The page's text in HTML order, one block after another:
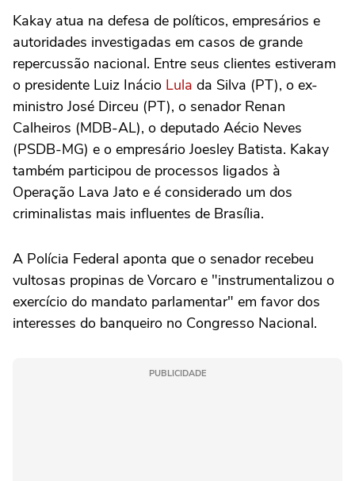
Kakay atua na defesa de políticos, empresários e
autoridades investigadas em casos de grande
repercussão nacional. Entre seus clientes estiveram
o presidente Luiz Inácio Lula da Silva (PT), o ex-
ministro José Dirceu (PT), o senador Renan
Calheiros (MDB-AL), o deputado Aécio Neves
(PSDB-MG) e o empresário Joesley Batista. Kakay
também participou de processos ligados à
Operação Lava Jato e é considerado um dos
criminalistas mais influentes de Brasília.
A Polícia Federal aponta que o senador recebeu
vultosas propinas de Vorcaro e "instrumentalizou o
exercício do mandato parlamentar" em favor dos
interesses do banqueiro no Congresso Nacional.
PUBLICIDADE